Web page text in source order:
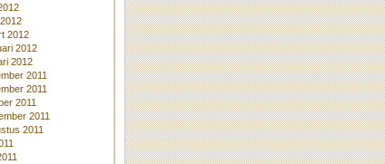
2012
2012
2012
2011
2011
2011
2011
2011